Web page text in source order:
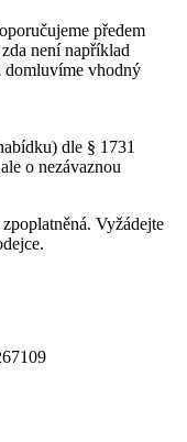
předem
není například
domluvíme vhodný
dle § 1731
o nezávaznou
Vyžádejte